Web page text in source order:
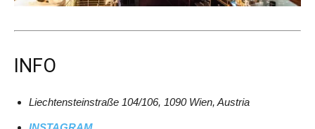
INFO
Liechtensteinstraße 104/106, 1090 Wien, Austria